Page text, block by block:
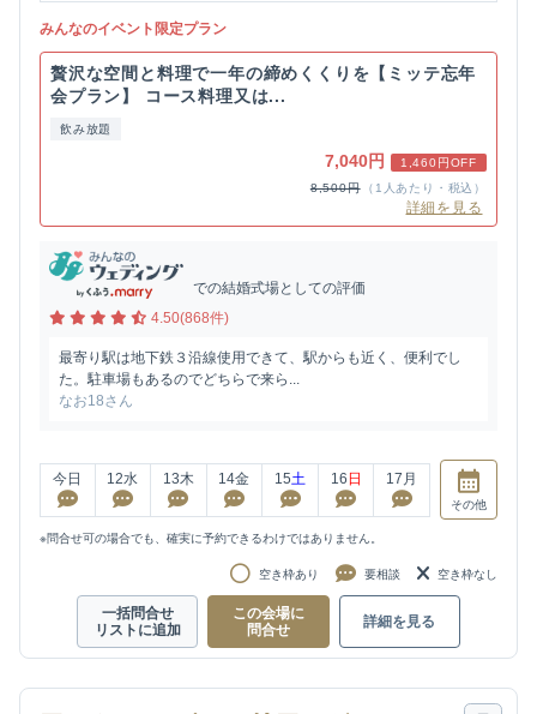
みんなのイベント限定プラン
贅沢な空間と料理で一年の締めくくりを【ミッテ忘年
会プラン】 コース料理又は...
飲み放題
7,040円
1,460円OFF
8,500円
（1人あたり・税込）
詳細を見る
での結婚式場としての評価
4.50(868件)
最寄り駅は地下鉄３沿線使用できて、駅からも近く、便利でし
た。駐車場もあるのでどちらで来ら...
なお18さん
今日 12水 13木 14金 15土 16 日 17 月
その他
※問合せ可の場合でも、確実に予約できるわけではありません。
空き枠あり 要相談 空き枠なし
一括問合せ
リストに追加
この会場に
問合せ
詳細を見る